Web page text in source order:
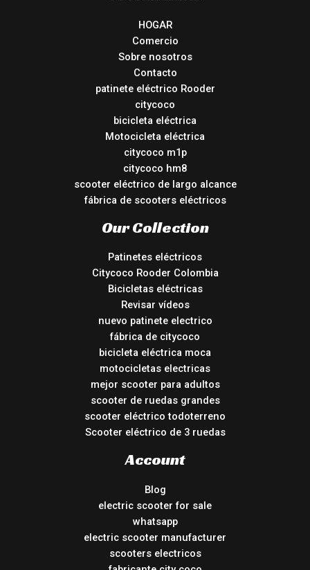
HOGAR
Comercio
Sobre nosotros
Contacto
patinete eléctrico Rooder
citycoco
bicicleta eléctrica
Motocicleta eléctrica
citycoco m1p
citycoco hm8
scooter eléctrico de largo alcance
fábrica de scooters eléctricos
Our Collection
Patinetes eléctricos
Citycoco Rooder Colombia
Bicicletas eléctricas
Revisar vídeos
nuevo patinete electrico
fábrica de citycoco
bicicleta eléctrica moca
motocicletas electricas
mejor scooter para adultos
scooter de ruedas grandes
scooter eléctrico todoterreno
Scooter eléctrico de 3 ruedas
Account
Blog
electric scooter for sale
whatsapp
electric scooter manufacturer
scooters electricos